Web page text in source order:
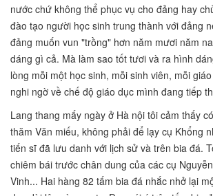
nước chứ không thể phục vụ cho đảng hay
đào tạo người học sinh trung thành với đảng
đảng muốn vun "trồng" hơn năm mươi năm
dáng gì cả. Mà làm sao tốt tươi và ra hình
lòng mỗi một học sinh, mỗi sinh viên, mỗi
nghi ngờ về chế độ giáo dục mình đang tiếp
Lang thang mấy ngày ở Hà nội tôi cảm thấy
thăm Văn miếu, không phải để lạy cụ Khổng
tiến sĩ đã lưu danh với lịch sử và trên bia đá.
chiêm bái trước chân dung của các cụ
Vinh... Hai hàng 82 tấm bia đá nhắc nhở lại